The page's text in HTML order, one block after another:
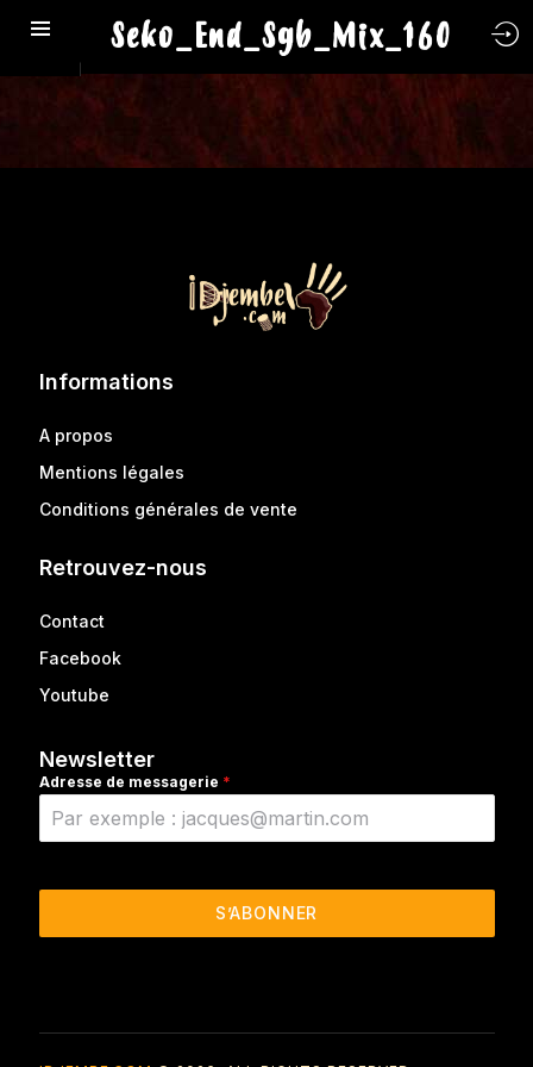
Seko_End_Sgb_Mix_160
Informations
A propos
Mentions légales
Conditions générales de vente
Retrouvez-nous
Contact
Facebook
Youtube
Newsletter
Adresse de messagerie *
S’ABONNER